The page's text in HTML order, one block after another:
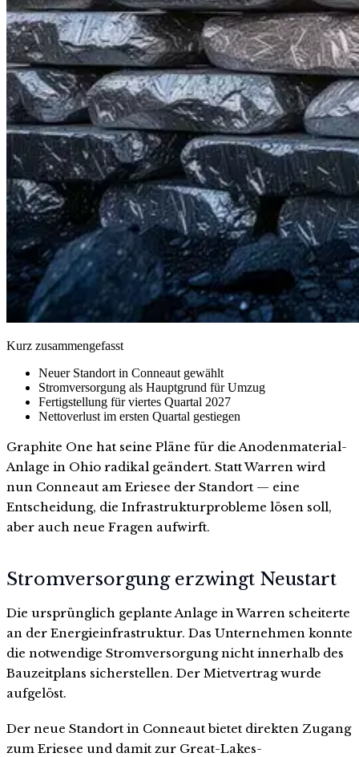
Kurz zusammengefasst
Neuer Standort in Conneaut gewählt
Stromversorgung als Hauptgrund für Umzug
Fertigstellung für viertes Quartal 2027
Nettoverlust im ersten Quartal gestiegen
Graphite One hat seine Pläne für die Anodenmaterial-
Anlage in Ohio radikal geändert. Statt Warren wird
nun Conneaut am Eriesee der Standort — eine
Entscheidung, die Infrastrukturprobleme lösen soll,
aber auch neue Fragen aufwirft.
Stromversorgung erzwingt Neustart
Die ursprünglich geplante Anlage in Warren scheiterte
an der Energieinfrastruktur. Das Unternehmen konnte
die notwendige Stromversorgung nicht innerhalb des
Bauzeitplans sicherstellen. Der Mietvertrag wurde
aufgelöst.
Der neue Standort in Conneaut bietet direkten Zugang
zum Eriesee und damit zur Great-Lakes-